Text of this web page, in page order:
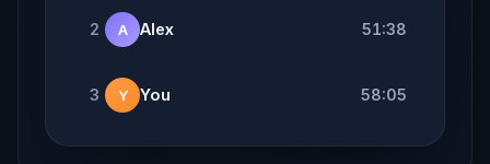
2 A Alex 51:38
3 Y You 58:05